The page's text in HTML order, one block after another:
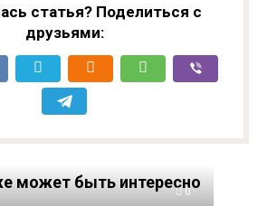
статья? Поделиться с
друзьями:
может быть интересно
0